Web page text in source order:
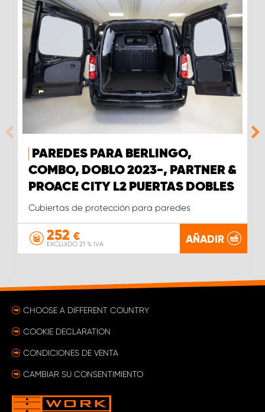
PAREDES PARA BERLINGO,
COMBO, DOBLO 2023-, PARTNER &
PROACE CITY L2 PUERTAS DOBLES
Cubiertas de protección para paredes
252 €
EXCLUIDO 21 % IVA AÑADIR
CHOOSE A DIFFERENT COUNTRY
COOKIE DECLARATION
CONDICIONES DE VENTA
CAMBIAR SU CONSENTIMIENTO